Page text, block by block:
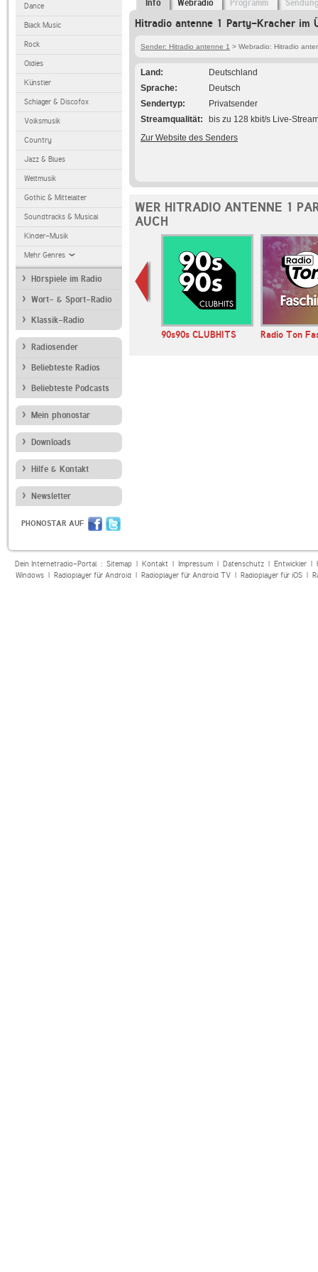
Dance
Black Music
Rock
Oldies
Künstler
Schlager & Discofox
Volksmusik
Country
Jazz & Blues
Weltmusik
Gothic & Mittelalter
Soundtracks & Musical
Kinder-Musik
Mehr Genres
Hörspiele im Radio
Wort- & Sport-Radio
Klassik-Radio
Radiosender
Beliebteste Radios
Beliebteste Podcasts
Mein phonostar
Downloads
Hilfe & Kontakt
Newsletter
PHONOSTAR AUF
Info Webradio Programm
Hitradio antenne 1 Party-Kracher im
Sender: Hitradio antenne 1 > Webradio: Hitradio
Land
Deutschland
Sprache
Deutsch
Sendertyp
Privatsender
Streamqualität
bis zu 128 kbit/s Live-
Zur Website des Senders
WER HITRADIO ANTENNE 1
AUCH
Das Inselradio
Mallorca
90s90s CLUBHITS Radio Ton
Dein Internetradio-Portal : Sitemap| Kontakt| Impressum| Datenschutz| Entwickler|
Windows| Radioplayer für Android| Radioplayer für Android TV| Radioplayer für iOS|